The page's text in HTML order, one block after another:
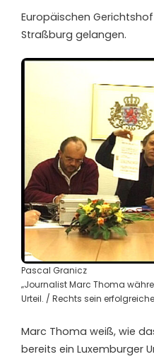
Europäischen
Straßburg gelangen.
Pascal Granicz
„Journalist Marc Thoma
Urteil. / Rechts sein
Marc Thoma weiß, wie
bereits ein Luxemburger